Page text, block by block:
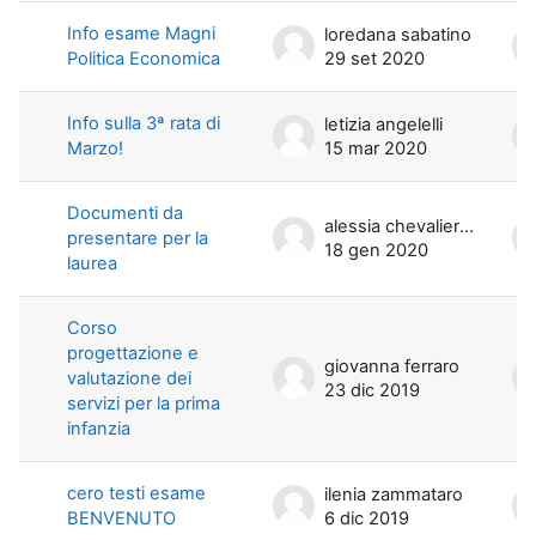
Info esame Magni
Politica Economica
loredana sabatino
29 set 2020
Info sulla 3ª rata di
Marzo!
letizia angelelli
15 mar 2020
Documenti da
presentare per la
laurea
alessia chevalier di miceli
18 gen 2020
Corso
progettazione e
valutazione dei
servizi per la prima
infanzia
giovanna ferraro
23 dic 2019
cero testi esame
BENVENUTO
ilenia zammataro
6 dic 2019